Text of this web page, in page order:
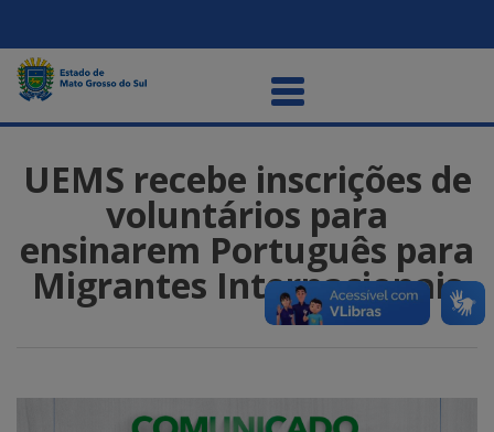
UEMS recebe inscrições de
voluntários para
ensinarem Português para
Migrantes Internacionais